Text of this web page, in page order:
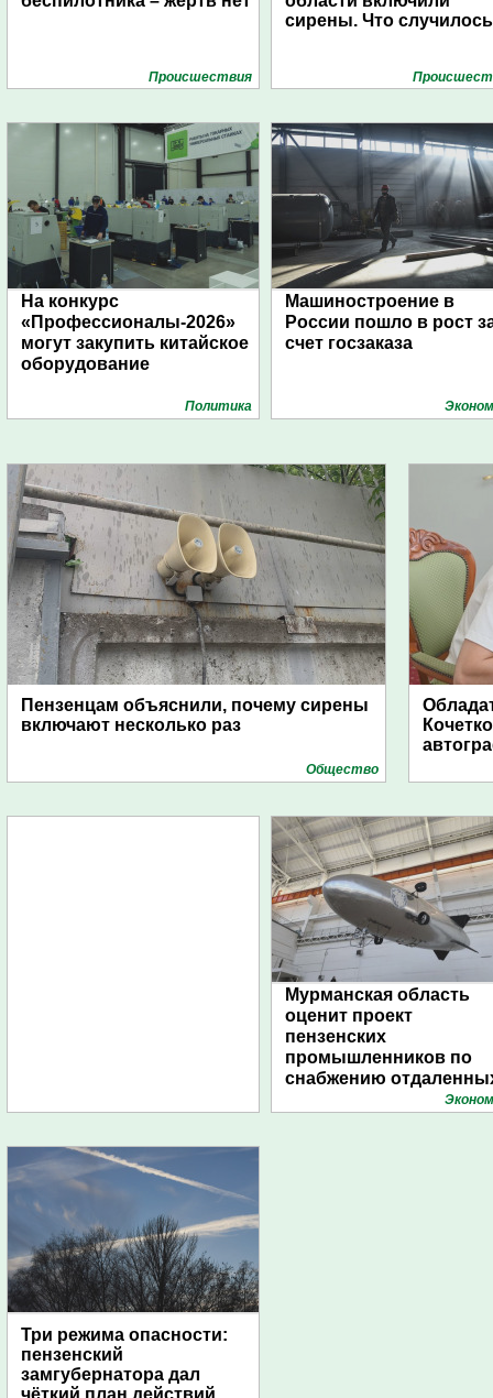
Проиcшествия
сирены. Что
На конкурс
«Профессионалы-2026»
могут закупить китайское
оборудование
Политика
Машиностроение в
России пошло в рост
счет госзаказа
Пензенцам объяснили, почему сирены
включают несколько раз
Общество
Мурманская область
оценит проект
пензенских
промышленников по
снабжению
поселений с помощью
Три режима опасности:
пензенский
замгубернатора дал
чёткий план действий